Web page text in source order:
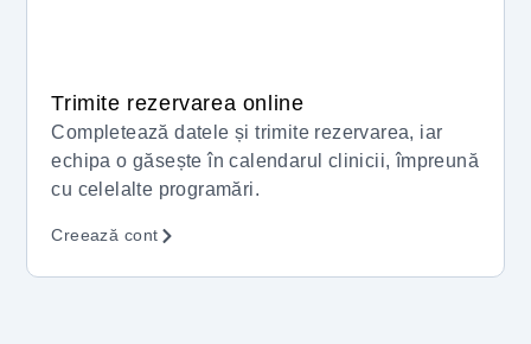
Trimite rezervarea online
Completează datele și trimite rezervarea, iar
echipa o găsește în calendarul clinicii, împreună
cu celelalte programări.
Creează cont